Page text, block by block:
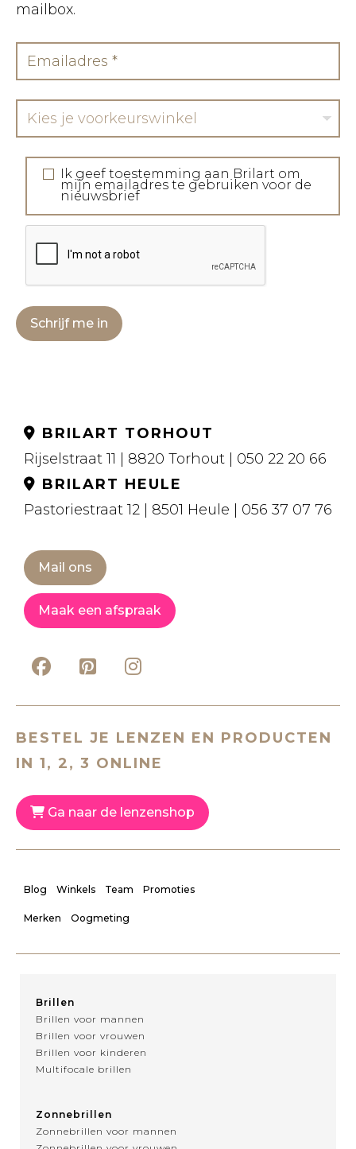
mailbox.
Kies je voorkeurswinkel
Ik geef toestemming aan Brilart om
mijn emailadres te gebruiken voor de
nieuwsbrief
Schrijf me in
BRILART TORHOUT
Rijselstraat 11 | 8820 Torhout | 050 22 20 66
BRILART HEULE
Pastoriestraat 12 | 8501 Heule | 056 37 07 76
Mail ons
Maak een afspraak
BESTEL JE LENZEN EN PRODUCTEN
IN 1, 2, 3 ONLINE
Ga naar de lenzenshop
Blog Winkels Team Promoties
Merken Oogmeting
Brillen
Brillen voor mannen
Brillen voor vrouwen
Brillen voor kinderen
Multifocale brillen
Zonnebrillen
Zonnebrillen voor mannen